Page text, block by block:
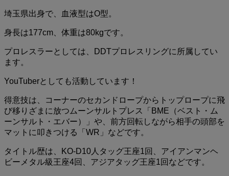
埼玉県出身で、血液型はO型。
身長は177cm、体重は80kgです。
プロレスラーとしては、DDTプロレスリングに所属してい
ます。
YouTuberとしても活動しています！
得意技は、コーナーのセカンドロープからトップロープに飛
び移りざまに放つムーンサルトプレス「BME（ベスト・ム
ーンサルト・エバー）」や、前方回転しながら相手の頭部を
マットに叩きつける「WR」などです。
タイトル歴は、KO-D10人タッグ王座1回、アイアンマンヘ
ビーメタル級王座4回、アジアタッグ王座1回などです。